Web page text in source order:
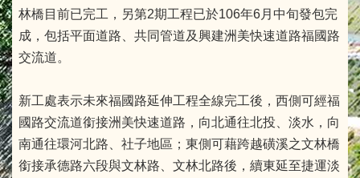
林橋目前已完工，另第2期工程已於106年6月中旬發包完
成，包括平面道路、共同管道及興建洲美快速道路福國路
交流道。
新工處表示未來福國路延伸工程全線完工後，西側可經福
國路交流道銜接洲美快速道路，向北通往北投、淡水，向
南通往環河北路、社子地區；東側可藉跨越磺溪之文林橋
銜接承德路六段與文林路、文林北路後，續東延至捷運淡